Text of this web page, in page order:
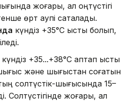
жоғары, ал оңтүстігі
өрт қаупі сақталады.
күндіз +35°C ыстық болып,
күндіз +35...+38°C аптап ыстық
және шығыстан соғатын
солтүстік-шығысында 15–
Солтүстігінде жоғары, ал